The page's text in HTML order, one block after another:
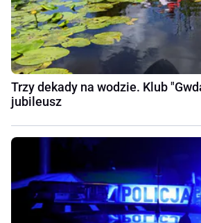
Trzy dekady na wodzie. Klub
jubileusz